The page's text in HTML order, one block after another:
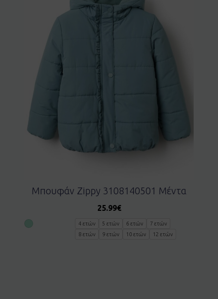
Μπουφάν Zippy 3108140501 Μέντα
25.99€
4 ετών 5 ετών 6 ετών
7 ετών
8 ετών
9 ετών 10 ετών 12 ετών